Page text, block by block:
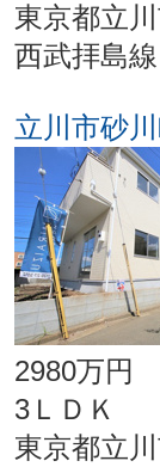
東京都立
西武拝島
立川市砂
2980万円
3ＬＤＫ
東京都立